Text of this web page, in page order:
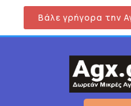
Βάλε γρήγορα την